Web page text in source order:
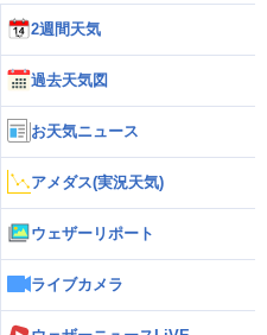
2週間天気
過去天気図
お天気ニュース
アメダス(実況天気)
ウェザーリポート
ライブカメラ